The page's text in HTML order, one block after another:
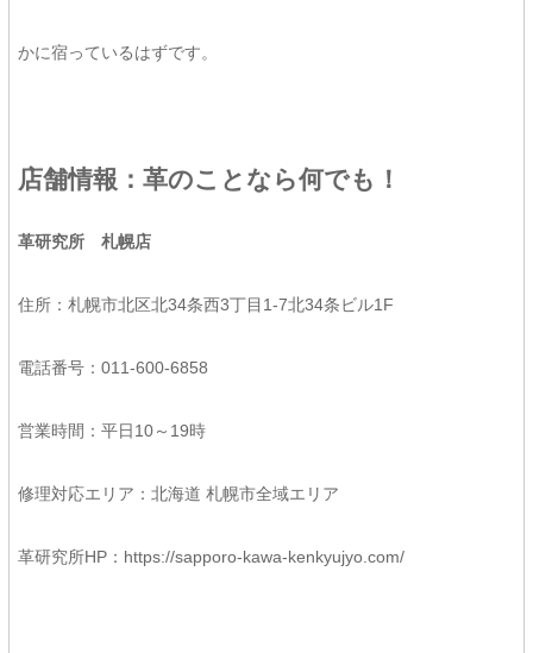
かに宿っているはずです。
店舗情報：革のことなら何でも！
革研究所 札幌店
住所：札幌市北区北34条西3丁目1-7北34条ビル1F
電話番号：011-600-6858
営業時間：平日10～19時
修理対応エリア：北海道 札幌市全域エリア
革研究所HP： https://sapporo-kawa-kenkyujyo.com/